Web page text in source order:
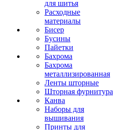
для шитья
Расходные
материалы
Бисер
Бусины
Пайетки
Бахрома
Бахрома
металлизированная
Ленты шторные
Шторная фурнитура
Канва
Наборы для
вышивания
Принты для